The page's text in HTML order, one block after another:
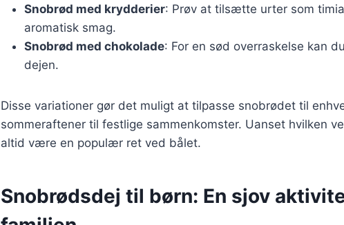
Snobrød med krydderier: Prøv at tilsætte urter som
aromatisk smag.
Snobrød med chokolade: For en sød overraskelse kan
dejen.
Disse variationer gør det muligt at tilpasse snobrødet til
sommeraftener til festlige sammenkomster. Uanset hvilken
altid være en populær ret ved bålet.
Snobrødsdej til børn: En sjov